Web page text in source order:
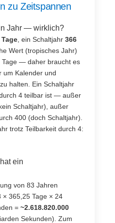
zu Zeitspannen
Jahr — wirklich?
Tage , ein Schaltjahr366
Wert (tropisches Jahr)
Tage — daher braucht es
um Kalender und
halten. Ein Schaltjahr
4 teilbar ist — außer
Schaltjahr), außer
400 (doch Schaltjahr).
trotz Teilbarkeit durch 4:
ein
von 83 Jahren
× 365,25 Tage × 24
=~2.618.820.000
Sekunden). Zum